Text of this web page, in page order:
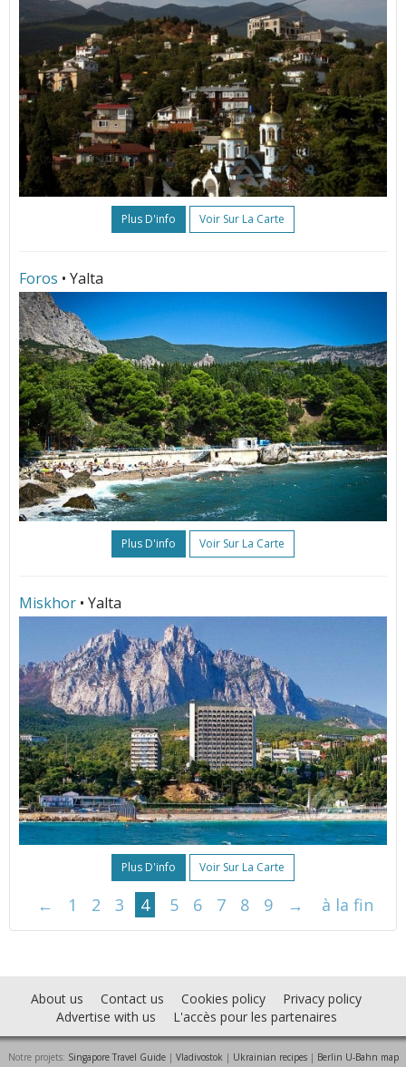
Plus D'info Voir Sur La Carte
Foros • Yalta
Plus D'info Voir Sur La Carte
Miskhor • Yalta
Plus D'info Voir Sur La Carte
← 1 2 3 4 5 6 7 8 9 → à la fin
About us Contact us Cookies policy
Privacy policy
Advertise with us
L'accès pour les partenaires
Notre projets: Singapore Travel Guide| Vladivostok | Ukrainian recipes| Berlin U-Bahn map